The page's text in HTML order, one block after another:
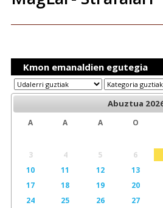
Kmon emanaldien egutegia
Abuztua
A A A O
3
4 5 6
10
11 12 13
17
18 19 20
24
25 26 27